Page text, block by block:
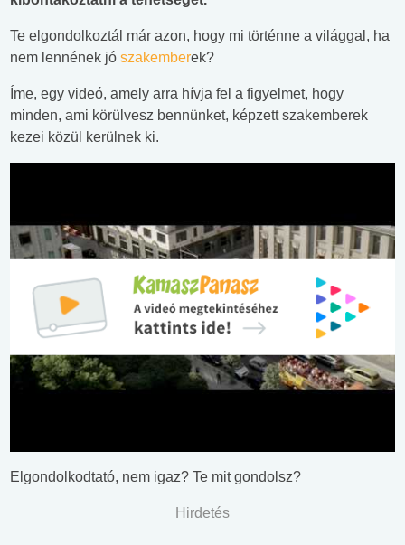
Te elgondolkoztál már azon, hogy mi történne a világgal, ha
nem lennének jó szakemberek?
Íme, egy videó, amely arra hívja fel a figyelmet, hogy
minden, ami körülvesz bennünket, képzett szakemberek
kezei közül kerülnek ki.
Elgondolkodtató, nem igaz? Te mit gondolsz?
Hirdetés